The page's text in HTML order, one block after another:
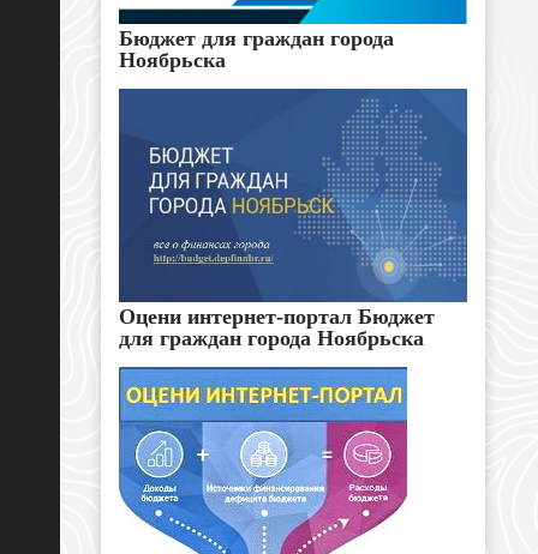
Бюджет для граждан города
Ноябрьска
Оцени интернет-портал Бюджет
для граждан города Ноябрьска